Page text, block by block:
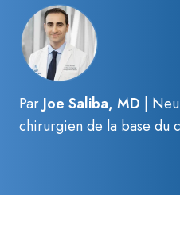
Par Joe Saliba, MD |
chirurgien de la base du